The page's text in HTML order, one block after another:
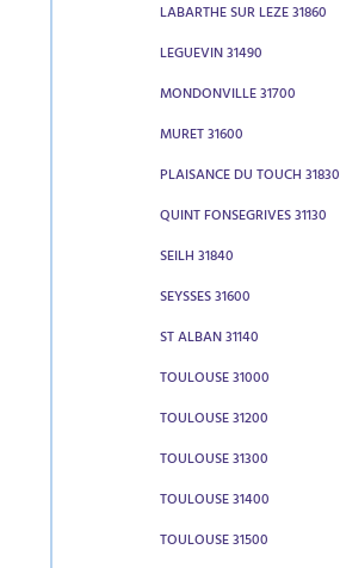
LABARTHE SUR LEZE 31860
LEGUEVIN 31490
MONDONVILLE 31700
MURET 31600
PLAISANCE DU TOUCH 31830
QUINT FONSEGRIVES 31130
SEILH 31840
SEYSSES 31600
ST ALBAN 31140
TOULOUSE 31000
TOULOUSE 31200
TOULOUSE 31300
TOULOUSE 31400
TOULOUSE 31500